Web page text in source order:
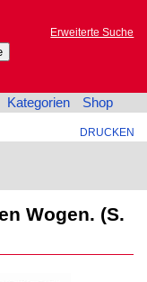
Erweiterte Suche
Kategorien Shop
DRUCKEN
Wogen. (S.